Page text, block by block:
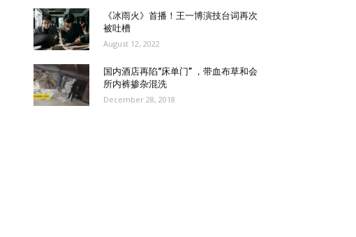
《冰雨火》首播！王一博演技台词再次
被吐槽
August 12, 2022
国内酒店再陷“床单门” ，带血布草和会
所内裤掺杂混洗
December 28, 2018